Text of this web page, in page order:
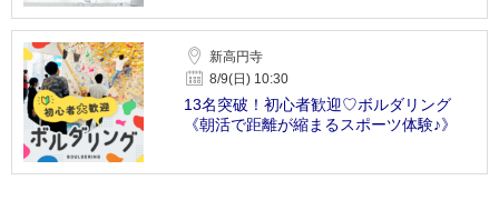
新高円寺
8/9(日) 10:30
13名突破！初心者歓迎♡ボルダリング
《朝活で距離が縮まるスポーツ体験♪》